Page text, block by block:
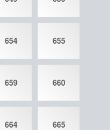
654 655
659 660
664 665